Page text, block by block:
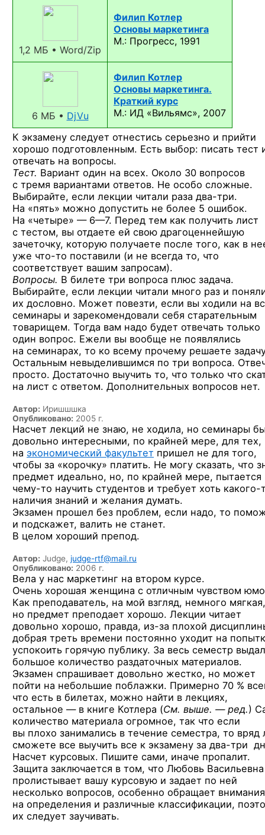
1,2 МБ • Word/Zip
Филип Котлер
Основы маркетинга
М.: Прогресс, 1991
6 МБ • DjVu
Филип Котлер
Основы маркетинга.
Краткий курс
М.: ИД «Вильямс», 2007
К экзамену следует отнестись серьезно и прийти
хорошо подготовленным. Есть выбор: писать тест
отвечать на вопросы.
Тест. Вариант один на всех. Около 30 вопросов
с тремя вариантами ответов. Не особо сложные.
Выбирайте, если лекции читали раза два-три.
На «пять» можно допустить не более 5 ошибок.
На «четыре» — 6—7. Перед тем как получить лист
с тестом, вы отдаете ей свою драгоценнейшую
зачеточку, которую получаете после того, как в
уже что-то поставили (и не всегда то, что
соответствует вашим запросам).
Вопросы. В билете три вопроса плюс задача.
Выбирайте, если лекции читали много раз и
их дословно. Может повезти, если вы ходили на
семинары и зарекомендовали себя старательным
товарищем. Тогда вам надо будет отвечать только
один вопрос. Ежели вы вообще не появлялись
на семинарах, то ко всему прочему решаете
Остальным невыделившимся по три вопроса.
просто. Достаточно выучить то, что только что
на лист с ответом. Дополнительных вопросов нет.
Автор: Иришшшка
Опубликовано: 2005 г.
Насчет лекций не знаю, не ходила, но семинары
довольно интересными, по крайней мере, для тех,
на экономический факультет пришел не для того,
чтобы за «корочку» платить. Не могу сказать, что
предмет идеально, но, по крайней мере, пытается
чему-то научить студентов и требует хоть какого-
наличия знаний и желания думать.
Экзамен прошел без проблем, если надо, то
и подскажет, валить не станет.
В целом хороший препод.
Автор: Judge, judge-rtf@mail.ru
Опубликовано: 2006 г.
Вела у нас маркетинг на втором курсе.
Очень хорошая женщина с отличным чувством
Как преподаватель, на мой взгляд, немного мягкая,
но предмет преподает хорошо. Лекции читает
довольно хорошо, правда, из-за плохой
добрая треть времени постоянно уходит на
успокоить горячую публику. За весь семестр
большое количество раздаточных материалов.
Экзамен спрашивает довольно жестко, но может
пойти на небольшие поблажки. Примерно 70 %
что есть в билетах, можно найти в лекциях,
остальное — в книге Котлера (См. выше. — ред.)
количество материала огромное, так что если
вы плохо занимались в течение семестра, то вряд
сможете все выучить все к экзамену за два-три
Насчет курсовых. Пишите сами, иначе пропалит.
Защита заключается в том, что Любовь Васильевна
пролистывает вашу курсовую и задает по ней
несколько вопросов, особенно обращает внимания
на определения и различные классификации,
их следует заучивать.